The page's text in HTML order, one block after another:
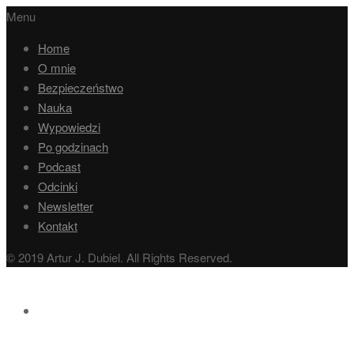
Menu
Home
O mnie
Bezpieczeństwo
Nauka
Wypowiedzi
Po godzinach
Podcast
Odcinki
Newsletter
Kontakt
© 2019 Artur J. Dubiel. All Rights Reserved.